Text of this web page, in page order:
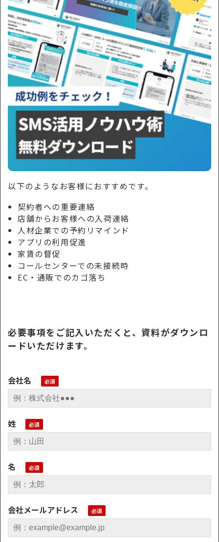
以下のようなお客様におすすめです。
契約者への重要連絡
店舗からお客様への入荷連絡
人材企業での予約リマインド
アプリの利用促進
家賃の督促
コールセンターでの未接続時
EC・通販でのカゴ落ち
必要事項をご記入いただくと、資料がダウンロ
ードいただけます。
会社名
姓
名
会社メールアドレス